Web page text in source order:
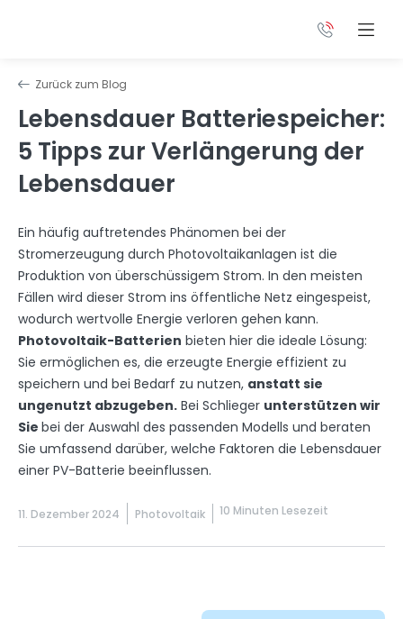
Zurück zum Blog
Lebensdauer Batteriespeicher:
5 Tipps zur Verlängerung der
Lebensdauer
Ein häufig auftretendes Phänomen bei der
Stromerzeugung durch Photovoltaikanlagen ist die
Produktion von überschüssigem Strom. In den meisten
Fällen wird dieser Strom ins öffentliche Netz eingespeist,
wodurch wertvolle Energie verloren gehen kann.
Photovoltaik-Batterien bieten hier die ideale Lösung:
Sie ermöglichen es, die erzeugte Energie effizient zu
speichern und bei Bedarf zu nutzen, anstatt sie
ungenutzt abzugeben. Bei Schlieger unterstützen wir
Sie bei der Auswahl des passenden Modells und beraten
Sie umfassend darüber, welche Faktoren die Lebensdauer
einer PV-Batterie beeinflussen.
11. Dezember 2024 Photovoltaik 10 Minuten Lesezeit